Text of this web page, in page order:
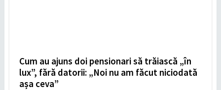
Cum au ajuns doi pensionari să trăiască „în
lux”, fără datorii: „Noi nu am făcut niciodată
așa ceva”